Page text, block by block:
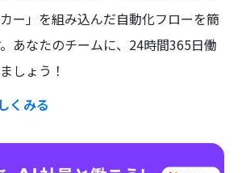
ー」を組み込んだ自動化フローを簡
あなたのチームに、24時間365日働
しょう！
くみる